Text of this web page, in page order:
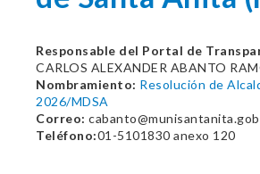
Responsable del Portal de
CARLOS ALEXANDER ABANTO
Nombramiento: Resolución de
2026/MDSA
Correo:
Teléfono:01-5101830 anexo 120